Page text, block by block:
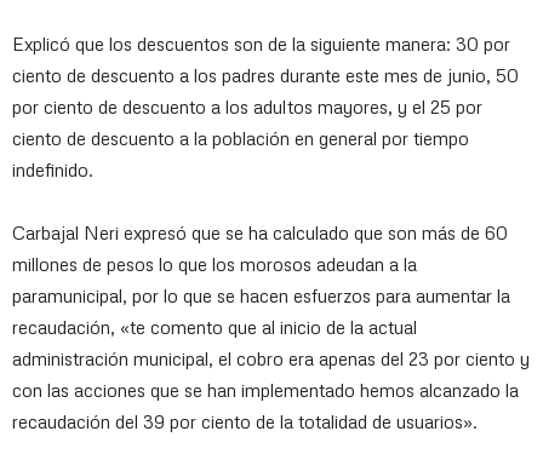
Explicó que los descuentos son de la siguiente manera: 30 por
ciento de descuento a los padres durante este mes de junio, 50
por ciento de descuento a los adultos mayores, y el 25 por
ciento de descuento a la población en general por tiempo
indefinido.
Carbajal Neri expresó que se ha calculado que son más de 60
millones de pesos lo que los morosos adeudan a la
paramunicipal, por lo que se hacen esfuerzos para aumentar la
recaudación, «te comento que al inicio de la actual
administración municipal, el cobro era apenas del 23 por ciento y
con las acciones que se han implementado hemos alcanzado la
recaudación del 39 por ciento de la totalidad de usuarios».